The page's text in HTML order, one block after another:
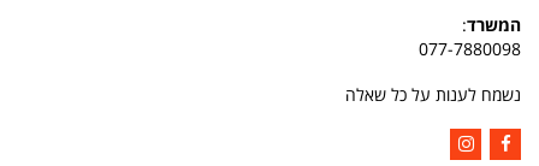
המשרד:
077-7880098
נשמח לענות על כל שאלה